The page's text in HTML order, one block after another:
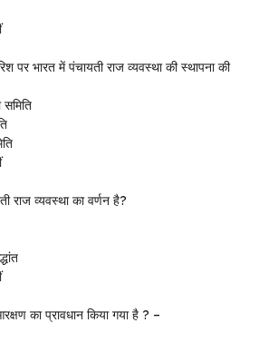
पर भारत में पंचायती राज व्यवस्था की स्थापना की
राज व्यवस्था का वर्णन है?
का प्रावधान किया गया है ? –